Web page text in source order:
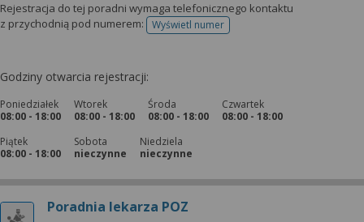
Rejestracja do tej poradni wymaga telefonicznego kontaktu
z przychodnią pod numerem:
Wyświetl numertelefonu do rejestracji
Godziny otwarcia rejestracji:
Poniedziałek
08:00 - 18:00
Wtorek
08:00 - 18:00
Środa
08:00 - 18:00
Czwartek
08:00 - 18:00
Piątek
08:00 - 18:00
Sobota
nieczynne
Niedziela
nieczynne
Poradnia lekarza POZ